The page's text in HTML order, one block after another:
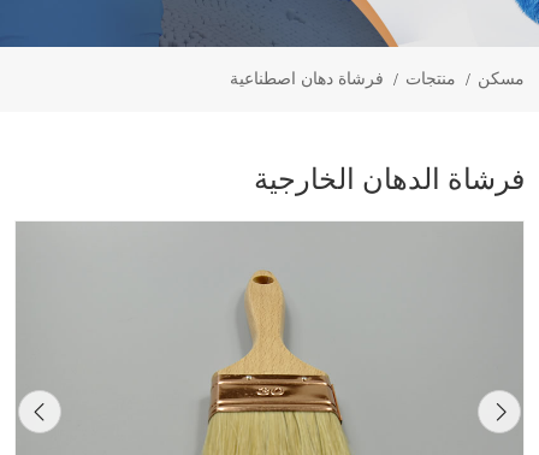
مسكن منتجات فرشاة دهان اصطناعية
فرشاة الدهان الخارجية